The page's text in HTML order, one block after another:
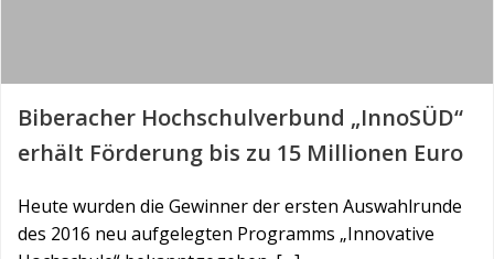
Biberacher Hochschulverbund „InnoSÜD“
erhält Förderung bis zu 15 Millionen Euro
Heute wurden die Gewinner der ersten Auswahlrunde
des 2016 neu aufgelegten Programms „Innovative